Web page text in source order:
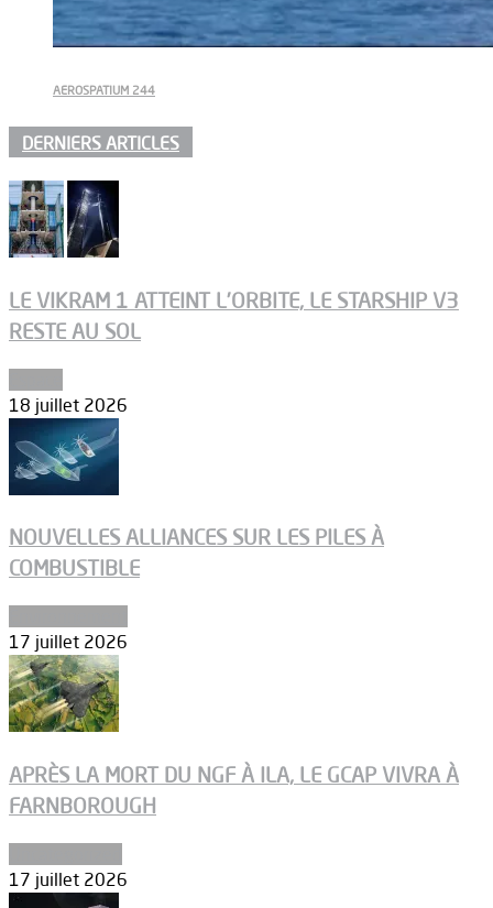
AEROSPATIUM 244
DERNIERS ARTICLES
LE VIKRAM 1 ATTEINT L’ORBITE, LE STARSHIP V3
RESTE AU SOL
18 juillet 2026
NOUVELLES ALLIANCES SUR LES PILES À
COMBUSTIBLE
17 juillet 2026
APRÈS LA MORT DU NGF À ILA, LE GCAP VIVRA À
FARNBOROUGH
17 juillet 2026